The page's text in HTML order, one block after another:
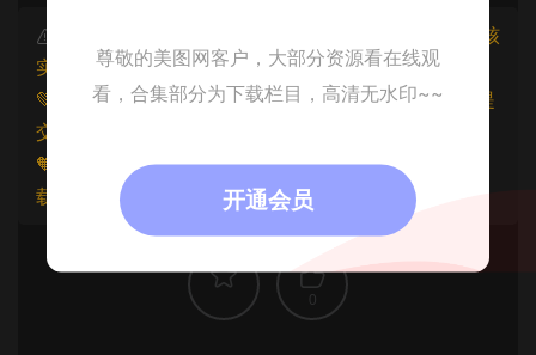
本文资源仅供个人参考学习，请勿批量搬运，一经核
实将封禁账号权限！
💚本文资源均来源网友分享，若侵犯了您的权益可以提
交工单处理。
🧡原文链接：https://www.znjfg.com/1354.html
载请注明出处。
0
尊敬的美图网客户，大部分资源看在线观
看，合集部分为下载栏目，高清无水印~~
开通会员